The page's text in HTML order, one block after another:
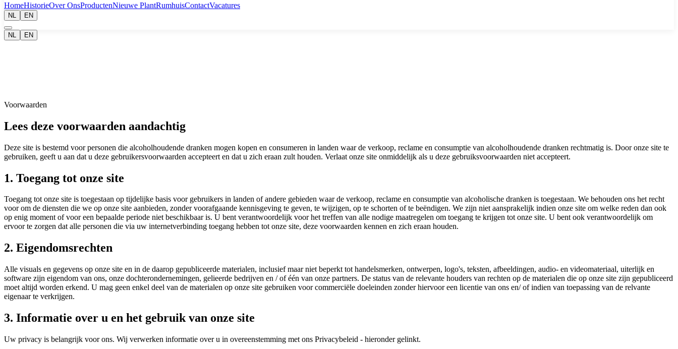
HomeHistorieOver OnsProductenNieuwe PlantRumhuisContactVacatures
NL EN
NL EN
Voorwaarden
Lees deze voorwaarden aandachtig
Deze site is bestemd voor personen die alcoholhoudende dranken mogen kopen en consumeren in landen waar de verkoop, reclame en consumptie van alcoholhoudende dranken rechtmatig is. Door onze site te
gebruiken, geeft u aan dat u deze gebruikersvoorwaarden accepteert en dat u zich eraan zult houden. Verlaat onze site onmiddelijk als u deze gebruiksvoorwaarden niet accepteert.
1. Toegang tot onze site
Toegang tot onze site is toegestaan op tijdelijke basis voor gebruikers in landen of andere gebieden waar de verkoop, reclame en consumptie van alcoholische dranken is toegestaan. We behouden ons het recht
voor om de diensten die we op onze site aanbieden, zonder voorafgaande kennisgeving te geven, te wijzigen, op te schorten of te beëndigen. We zijn niet aansprakelijk indien onze site om welke reden dan ook
op enig moment of voor een bepaalde periode niet beschikbaar is. U bent verantwoordelijk voor het treffen van alle nodige maatregelen om toegang te krijgen tot onze site. U bent ook verantwoordelijk om
ervoor te zorgen dat alle personen die via uw internetverbinding toegang hebben tot onze site, deze voorwaarden kennen en zich eraan houden.
2. Eigendomsrechten
Alle visuals en gegevens op onze site en in de daarop gepubliceerde materialen, inclusief maar niet beperkt tot handelsmerken, ontwerpen, logo's, teksten, afbeeldingen, audio- en videomateriaal, uiterlijk en
software zijn eigendom van ons, onze dochterondernemingen, gelieerde bedrijven en / of één van onze partners. De status van de relevante houders van rechten op de materialen die op onze site zijn gepubliceerd
moet altijd worden erkend. U mag geen enkel deel van de materialen op onze site gebruiken voor commerciële doeleinden zonder hiervoor een licentie van ons en/ of indien van toepassing van de relvante
eigenaar te verkrijgen.
3. Informatie over u en het gebruik van onze site
Uw privacy is belangrijk voor ons. Wij verwerken informatie over u in overeenstemming met ons Privacybeleid - hieronder gelinkt.